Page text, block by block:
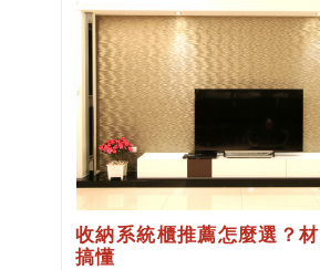
收納系統櫃推薦怎麼選？
搞懂